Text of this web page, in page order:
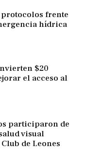
frente
hídrica
$20
el acceso al
participaron de
visual
de Leones